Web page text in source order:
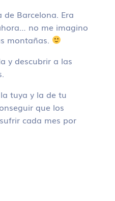
Barcelona. Era
no me imagino
montañas.
y descubrir a las
tuya y la de tu
que los
cada mes por